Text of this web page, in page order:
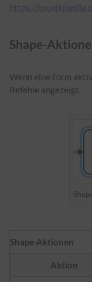
https://
Shape-
​Wenn eine Form
Befehle angezeigt.
Shape-Aktionen
Aktion